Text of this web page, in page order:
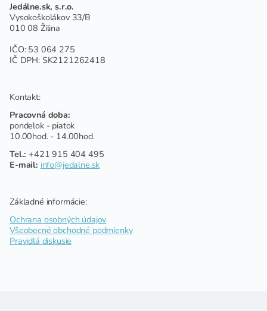
Jedálne.sk, s.r.o.
Vysokoškolákov 33/B
010 08 Žilina
IČO: 53 064 275
IČ DPH: SK2121262418
Kontakt:
Pracovná doba:
pondelok - piatok
10.00hod. - 14.00hod.
Tel.: +421 915 404 495
E-mail: info@jedalne.sk
Základné informácie:
Ochrana osobných údajov
Všeobecné obchodné podmienky
Pravidlá diskusie